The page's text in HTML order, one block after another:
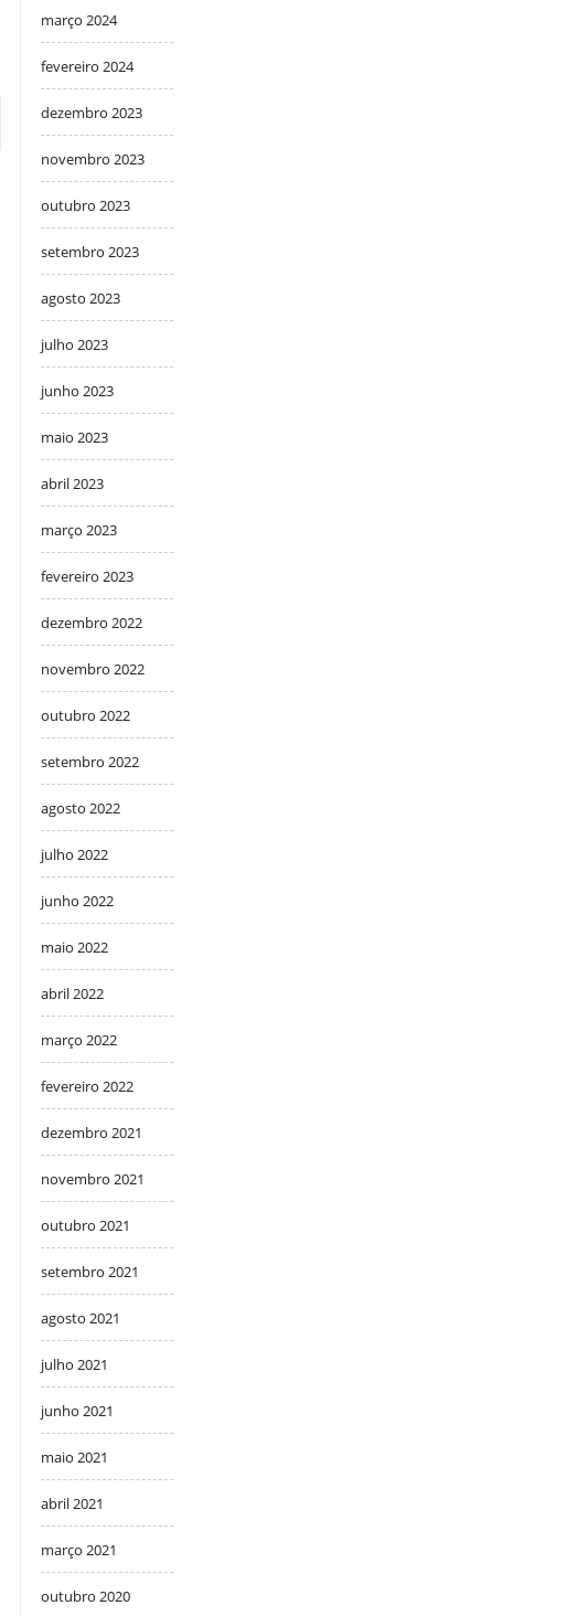
março 2024
fevereiro 2024
dezembro 2023
novembro 2023
outubro 2023
setembro 2023
agosto 2023
julho 2023
junho 2023
maio 2023
abril 2023
março 2023
fevereiro 2023
dezembro 2022
novembro 2022
outubro 2022
setembro 2022
agosto 2022
julho 2022
junho 2022
maio 2022
abril 2022
março 2022
fevereiro 2022
dezembro 2021
novembro 2021
outubro 2021
setembro 2021
agosto 2021
julho 2021
junho 2021
maio 2021
abril 2021
março 2021
outubro 2020